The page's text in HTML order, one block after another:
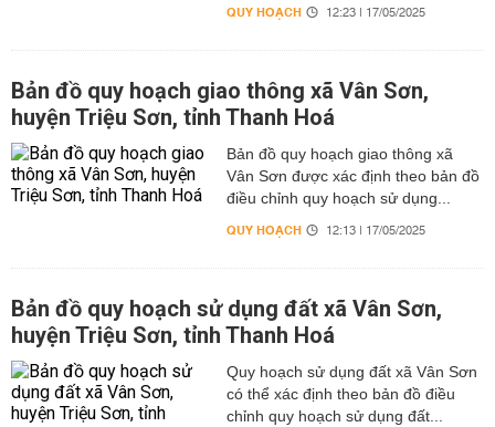
QUY HOẠCH 12:23 | 17/05/2025
Bản đồ quy hoạch giao thông xã Vân Sơn,
huyện Triệu Sơn, tỉnh Thanh Hoá
Bản đồ quy hoạch giao thông xã
Vân Sơn được xác định theo bản đồ
điều chỉnh quy hoạch sử dụng...
QUY HOẠCH 12:13 | 17/05/2025
Bản đồ quy hoạch sử dụng đất xã Vân Sơn,
huyện Triệu Sơn, tỉnh Thanh Hoá
Quy hoạch sử dụng đất xã Vân Sơn
có thể xác định theo bản đồ điều
chỉnh quy hoạch sử dụng đất...